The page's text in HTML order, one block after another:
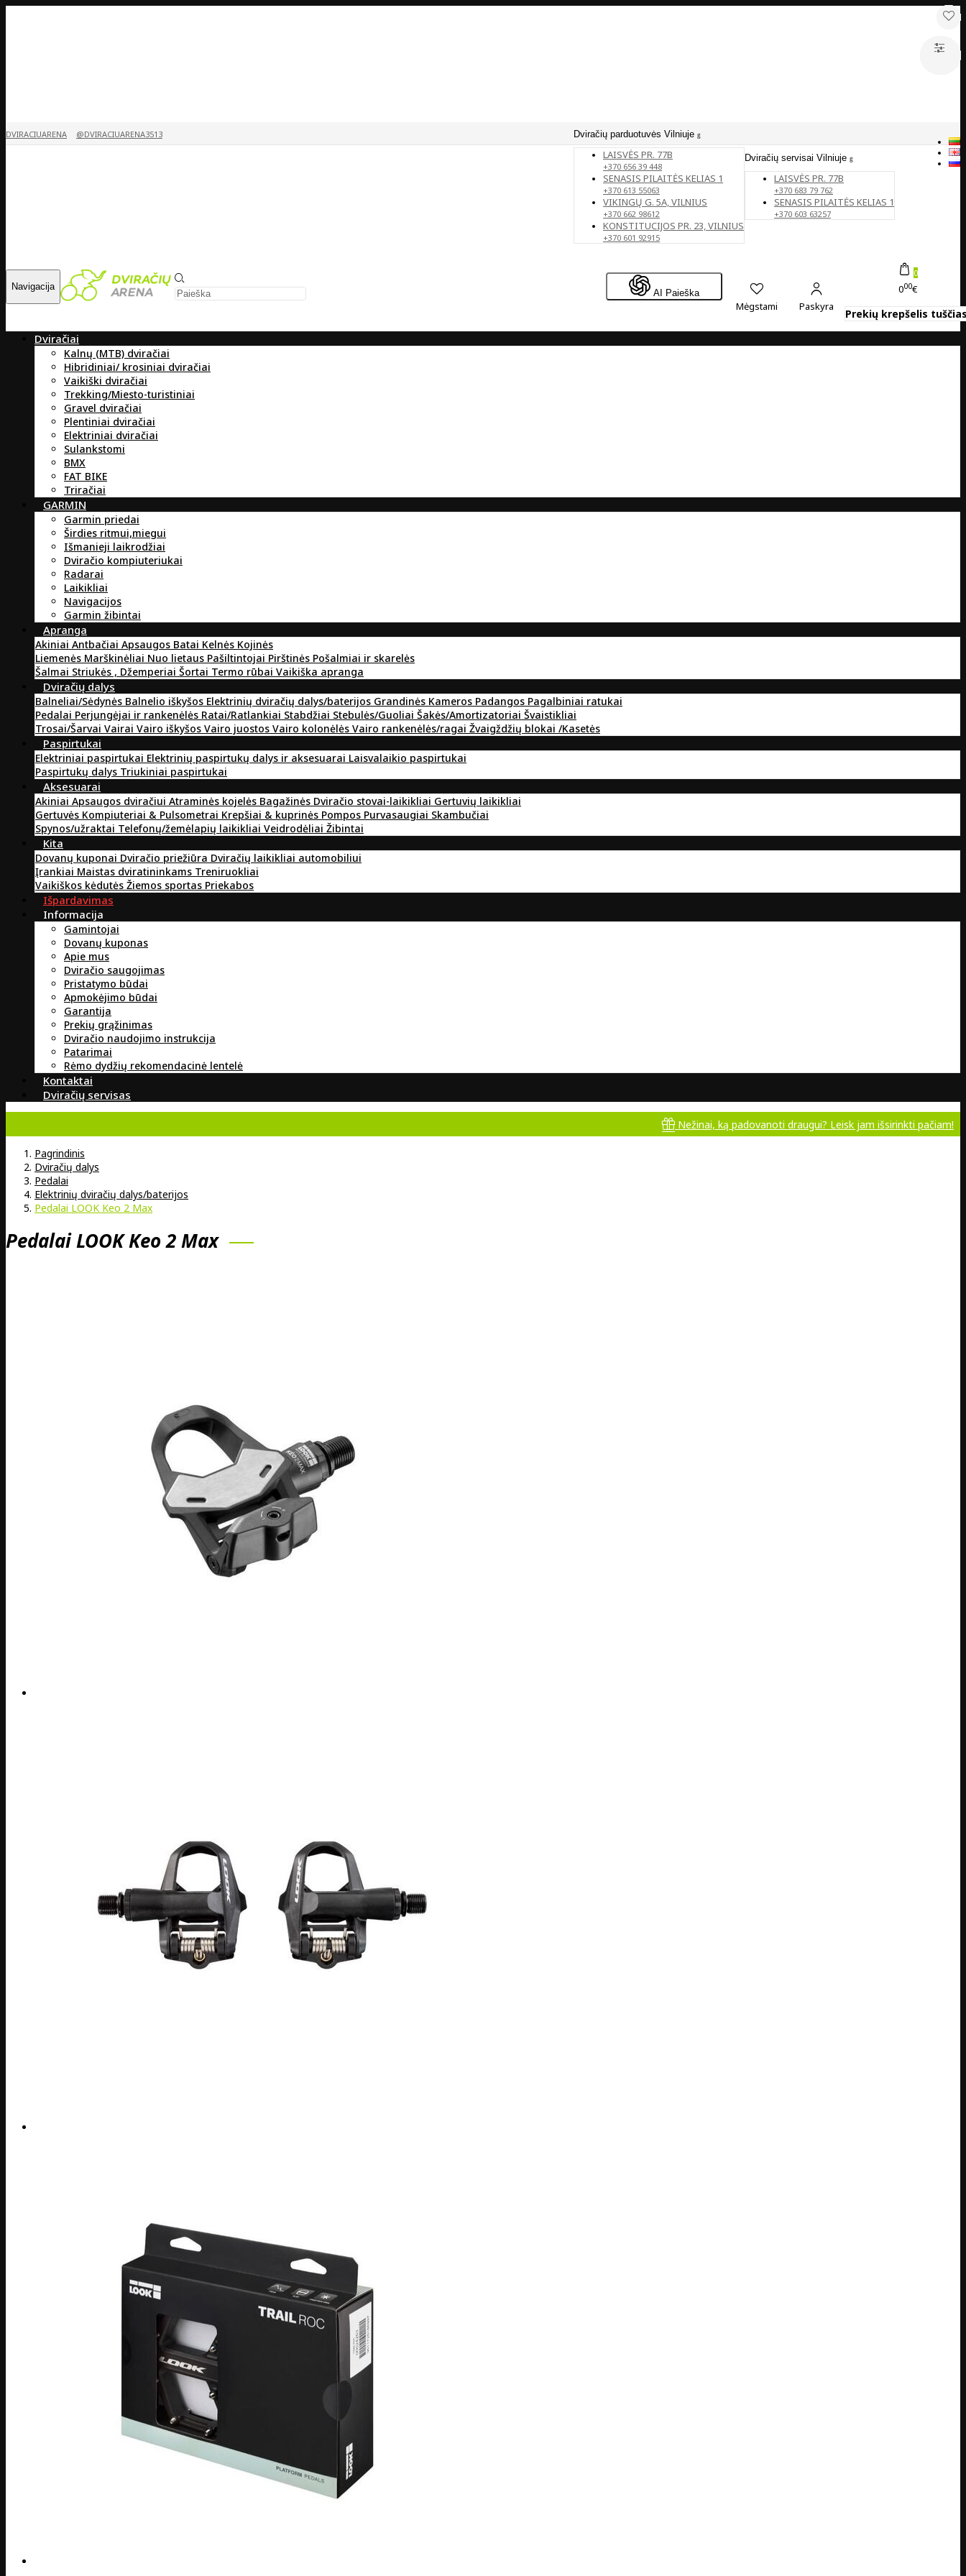
Dviračių parduotuvės Vilniuje
LAISVĖS PR. 77B
+370 656 39 448
SENASIS PILAITĖS KELIAS 1
+370 613 55063
VIKINGŲ G. 5A, VILNIUS
+370 662 98612
KONSTITUCIJOS PR. 23, VILNIUS
+370 601 92915
Dviračių servisai Vilniuje
LAISVĖS PR. 77B
+370 683 79 762
SENASIS PILAITĖS KELIAS 1
+370 603 63257
DVIRACIUARENA @DVIRACIUARENA3513
Navigacija
AI Paieška
Mėgstami Paskyra
0
000€
Prekių krepšelis
Dviračiai
Kalnų (MTB) dviračiai
Hibridiniai/ krosiniai dviračiai
Vaikiški dviračiai
Trekking/Miesto-turistiniai
Gravel dviračiai
Plentiniai dviračiai
Elektriniai dviračiai
Sulankstomi
BMX
FAT BIKE
Triračiai
GARMIN
Garmin priedai
Širdies ritmui,miegui
Išmanieji laikrodžiai
Dviračio kompiuteriukai
Radarai
Laikikliai
Navigacijos
Garmin žibintai
Apranga
Akiniai Antbačiai Apsaugos Batai Kelnės Kojinės
Liemenės Marškinėliai Nuo lietaus Pašiltintojai Pirštinės Pošalmiai ir skarelės
Šalmai Striukės , Džemperiai Šortai Termo rūbai Vaikiška apranga
Dviračių dalys
Balneliai/Sėdynės Balnelio iškyšos Elektrinių dviračių dalys/baterijos Grandinės Kameros Padangos Pagalbiniai ratukai
Pedalai Perjungėjai ir rankenėlės Ratai/Ratlankiai Stabdžiai Stebulės/Guoliai Šakės/Amortizatoriai Švaistikliai
Trosai/Šarvai Vairai Vairo iškyšos Vairo juostos Vairo kolonėlės Vairo rankenėlės/ragai Žvaigždžių blokai /Kasetės
Paspirtukai
Elektriniai paspirtukai Elektrinių paspirtukų dalys ir aksesuarai Laisvalaikio paspirtukai
Paspirtukų dalys Triukiniai paspirtukai
Aksesuarai
Akiniai Apsaugos dviračiui Atraminės kojelės Bagažinės Dviračio stovai-laikikliai Gertuvių laikikliai
Gertuvės Kompiuteriai & Pulsometrai Krepšiai & kuprinės Pompos Purvasaugiai Skambučiai
Spynos/užraktai Telefonų/žemėlapių laikikliai Veidrodėliai Žibintai
Kita
Dovanų kuponai Dviračio priežiūra Dviračių laikikliai automobiliui
Įrankiai Maistas dviratininkams Treniruokliai
Vaikiškos kėdutės Žiemos sportas Priekabos
Išpardavimas
Informacija
Gamintojai
Dovanų kuponas
Apie mus
Dviračio saugojimas
Pristatymo būdai
Apmokėjimo būdai
Garantija
Prekių grąžinimas
Dviračio naudojimo instrukcija
Patarimai
Rėmo dydžių rekomendacinė lentelė
Kontaktai
Dviračių servisas
Nežinai, ką padovanoti draugui? Leisk jam išsirinkti pačiam!
Pagrindinis
Dviračių dalys
Pedalai
Elektrinių dviračių dalys/baterijos
Pedalai LOOK Keo 2 Max
Pedalai LOOK Keo 2 Max